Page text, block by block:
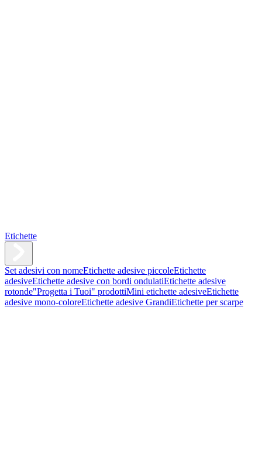
Etichette
Set adesivi con nomeEtichette adesive piccoleEtichette
adesiveEtichette adesive con bordi ondulatiEtichette adesive
rotonde"Progetta i Tuoi" prodottiMini etichette adesiveEtichette
adesive mono-coloreEtichette adesive GrandiEtichette per scarpe